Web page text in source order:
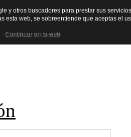
y otros buscadores para prestar sus
esta web, se sobreentiende que aceptas el
Continuar en la web